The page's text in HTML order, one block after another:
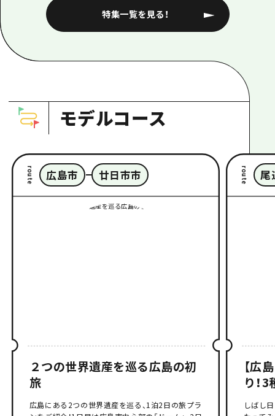
特集一覧を見る！
モデルコース
route 広島市 廿日市市
２つの世界遺産を巡る広島の初
旅
広島にある2つの世界遺産を巡る、1泊2日の旅プラ
route 尾
【広
り！
コー
しばし